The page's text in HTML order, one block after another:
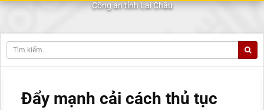
Công an tỉnh Lai Châu
Đẩy mạnh cải cách thủ tục